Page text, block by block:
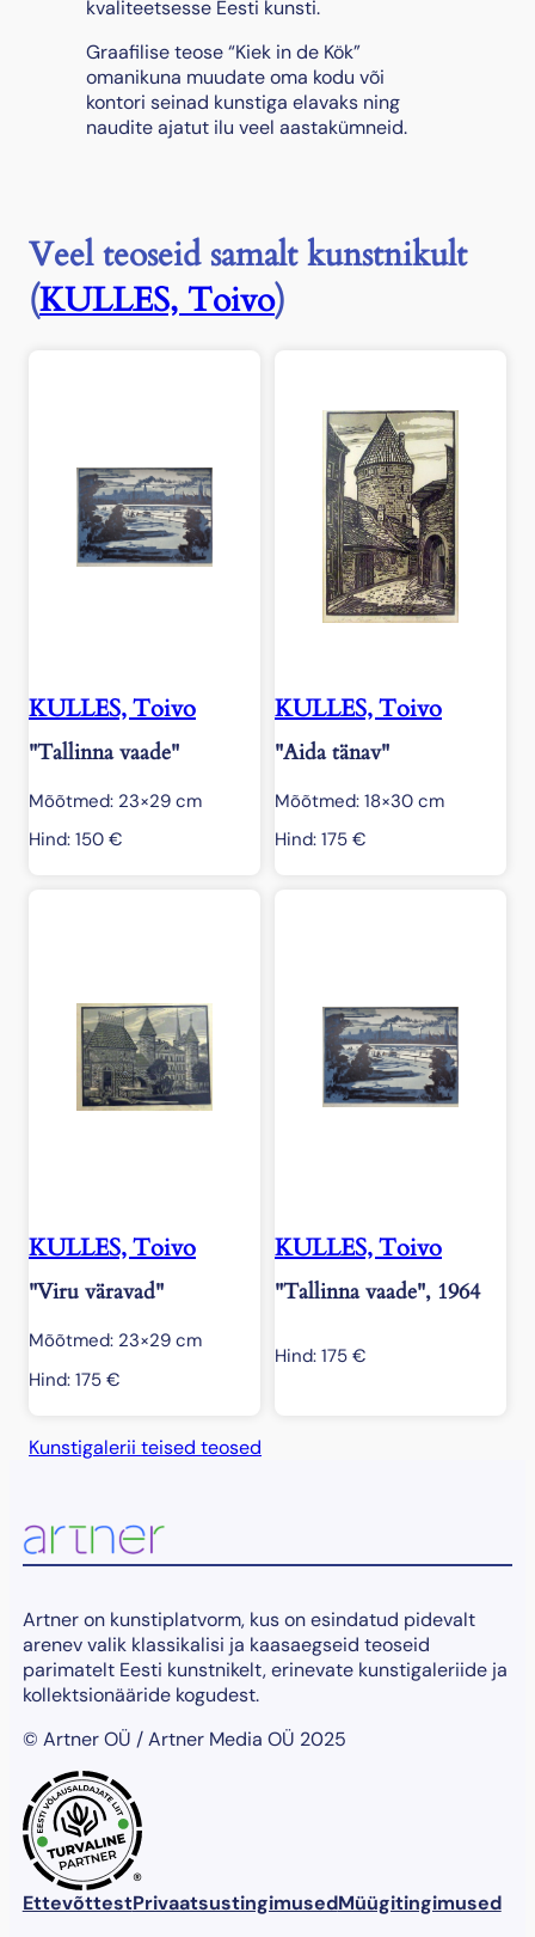
kvaliteetsesse Eesti kunsti.
Graafilise teose “Kiek in de Kök”
omanikuna muudate oma kodu või
kontori seinad kunstiga elavaks ning
naudite ajatut ilu veel aastakümneid.
Veel teoseid samalt kunstnikult
(KULLES, Toivo)
KULLES, Toivo
"Tallinna vaade"
Mõõtmed: 23×29 cm
Hind: 150 €
KULLES, Toivo
"Aida tänav"
Mõõtmed: 18×30 cm
Hind: 175 €
KULLES, Toivo
"Viru väravad"
Mõõtmed: 23×29 cm
Hind: 175 €
KULLES, Toivo
"Tallinna vaade", 1964
Hind: 175 €
Kunstigalerii teised teosed
Artner on kunstiplatvorm, kus on esindatud pidevalt
arenev valik klassikalisi ja kaasaegseid teoseid
parimatelt Eesti kunstnikelt, erinevate kunstigaleriide ja
kollektsionääride kogudest.
© Artner OÜ / Artner Media OÜ 2025
®
EttevõttestPrivaatsustingimusedMüügitingimused